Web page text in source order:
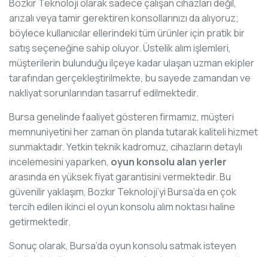
Bozkır Teknoloji olarak sadece çalışan cihazları değil,
arızalı veya tamir gerektiren konsollarınızı da alıyoruz;
böylece kullanıcılar ellerindeki tüm ürünler için pratik bir
satış seçeneğine sahip oluyor. Üstelik alım işlemleri,
müşterilerin bulunduğu ilçeye kadar ulaşan uzman ekipler
tarafından gerçekleştirilmekte, bu sayede zamandan ve
nakliyat sorunlarından tasarruf edilmektedir.
Bursa genelinde faaliyet gösteren firmamız, müşteri
memnuniyetini her zaman ön planda tutarak kaliteli hizmet
sunmaktadır. Yetkin teknik kadromuz, cihazların detaylı
incelemesini yaparken, oyun konsolu alan yerler
arasında en yüksek fiyat garantisini vermektedir. Bu
güvenilir yaklaşım, Bozkır Teknoloji’yi Bursa’da en çok
tercih edilen ikinci el oyun konsolu alım noktası haline
getirmektedir.
Sonuç olarak, Bursa’da oyun konsolu satmak isteyen